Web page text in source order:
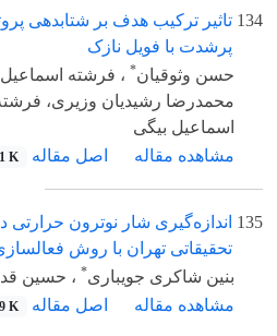
134 تاثیر ترکیب هدف بر شتابدهی
پرشدت با فویل نازک
حسن وثوقیان* ، فرشته
محمدرضا رشیدیان وزیری،
اسماعیل بیگی
مشاهده مقاله
اصل مقاله K
135
تحقیقاتی تهران با روش
بنین شاکری جویباری* ، حسین
مشاهده مقاله
اصل مقاله K